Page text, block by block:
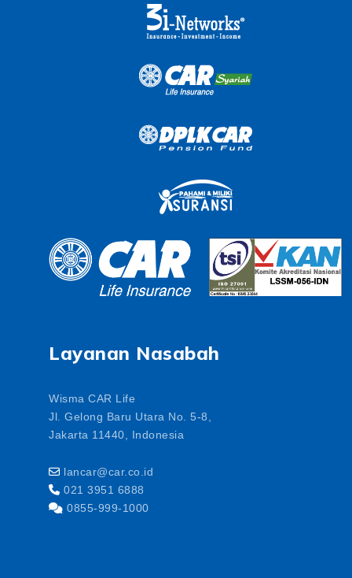
Layanan Nasabah
Wisma CAR Life
Jl. Gelong Baru Utara No. 5-8,
Jakarta 11440, Indonesia
lancar@car.co.id
021 3951 6888
0855-999-1000